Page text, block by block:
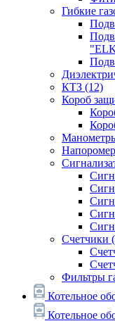
Гибкие
КТЗ (12)
Короб
Счетчики
Фильтры
Котельное
Котельное